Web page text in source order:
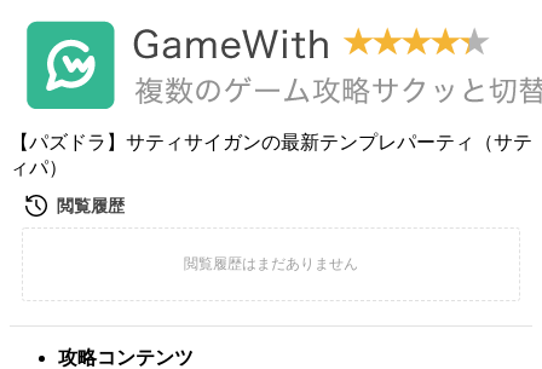
【パズドラ】サティサイガンの最新テンプレパーティ（サテ
ィパ）
攻略コンテンツ